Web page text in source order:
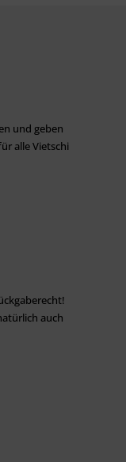
und geben
alle Vietschi
auch